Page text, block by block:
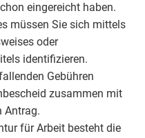
eingereicht haben.
müssen Sie sich mittels
oder
identifizieren.
Gebühren
zusammen mit
Antrag.
für Arbeit besteht die